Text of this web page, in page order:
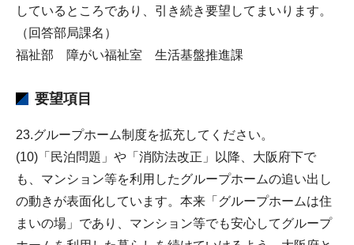
しているところであり、引き続き要望してまいります。
（回答部局課名）
福祉部 障がい福祉室 生活基盤推進課
要望項目
23.グループホーム制度を拡充してください。
(10)「民泊問題」や「消防法改正」以降、大阪府下で
も、マンション等を利用したグループホームの追い出し
の動きが表面化しています。本来「グループホームは住
まいの場」であり、マンション等でも安心してグループ